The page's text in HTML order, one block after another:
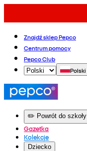
Znajdź sklep Pepco
Centrum pomocy
Pepco Club
Polski
✏️ Powrót do szkoły
Gazetka
Kolekcje
Dziecko